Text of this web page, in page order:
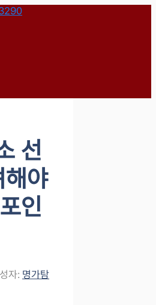
선
해야
인
자: 명가탐